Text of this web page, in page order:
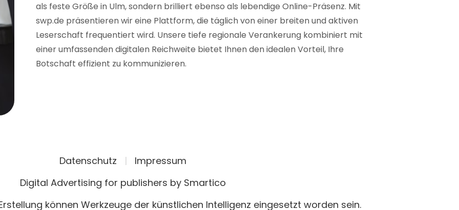
als feste Größe in Ulm, sondern brilliert ebenso als lebendige Online-Präsenz. Mit
swp.de präsentieren wir eine Plattform, die täglich von einer breiten und aktiven
Leserschaft frequentiert wird. Unsere tiefe regionale Verankerung kombiniert mit
einer umfassenden digitalen Reichweite bietet Ihnen den idealen Vorteil, Ihre
Botschaft effizient zu kommunizieren.
Datenschutz |
Impressum
Digital Advertising for publishers by Smartico
können Werkzeuge der künstlichen Intelligenz eingesetzt worden sein.